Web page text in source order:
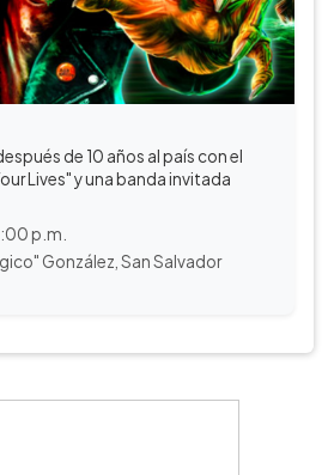
de 10 años al país con el
Lives" y una banda invitada
p.m.
González, San Salvador